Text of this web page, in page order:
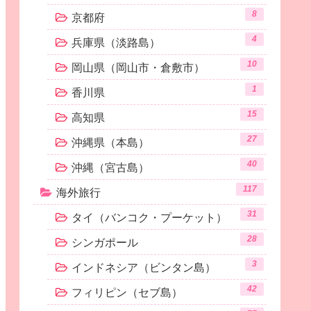
京都府 8
兵庫県（淡路島） 4
岡山県（岡山市・倉敷市） 10
香川県 1
高知県 15
沖縄県（本島） 27
沖縄（宮古島） 40
海外旅行 117
タイ（バンコク・プーケット） 31
シンガポール 28
インドネシア（ビンタン島） 3
フィリピン（セブ島） 42